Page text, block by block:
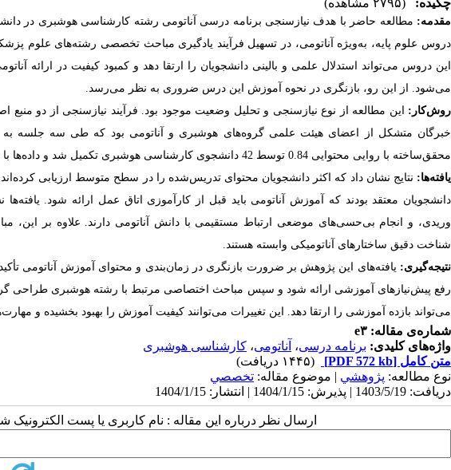
چکیده:
(۲۷۹۵ مشاهده)
مقدمه: مطالعه حاضر با هدف نیازسنجی برنامه درسی آناتومی رشته کارشناسی هوشبری در
دروس علوم پایه، به‌ویژه آناتومی، در تسهیل فرآیند یادگیری مباحث تخصصی رشته‌های علوم
این دروس می‌تواند استدلال علمی و بالینی دانشجویان را ارتقا دهد و کمبود کیفیت در ارائه
می‌شود. از این رو، بازنگری در نحوه آموزش این درس ضروری به نظر می‌رسد
روش‌کار: این مطالعه از نوع نیازسنجی و تحلیل وضعیت موجود بود. فرآیند نیازسنجی از دو
خبرگان متشکل از اعضای هیئت علمی گروه‌های هوشبری و آناتومی بود که طی سه جلسه به
محقق‌ساخته با روایی محتوایی 0.84 توسط 42 دانشجوی کارشناسی هوشبری تکمیل شد و داده‌ها با نرم‌افزار
یافته‌ها:
دانشجویان معتقد بودند که آموزش آناتومی باید قبل از کارآموزی اتاق عمل ارائه شود.
وریدی، و انجام بی‌حسی‌های موضعی ارتباط مستقیمی با دانش آناتومی دارند. علاوه بر این،
شناخت دقیق ساختارهای آناتومیکی وابسته هستند
نتیجه‌گیری: یافته‌های این پژوهش بر ضرورت بازنگری در زمان‌بندی و محتوای آموزش آناتومی
رفع پیش‌نیازهای آموزشی ارائه شود و سپس مباحث اختصاصی مرتبط با رشته هوشبری طراحی
می‌تواند بازده آموزشی را ارتقا دهد. این تغییرات می‌توانند کیفیت آموزش را بهبود بخشیده و
شماره‌ی مقاله: e۳
واژه‌های کلیدی: برنامه درسی، آناتومی، کارشناسی هوشبری
متن کامل [PDF 572 kb]
(۱۴۴۵ دریافت)
نوع مطالعه: پژوهشي | موضوع مقاله: تخصصي
دریافت: 1403/5/19 | پذیرش: 1404/1/15 | انتشار: 1404/1/15
ارسال نظر درباره این مقاله : نام کاربری یا پست الکترونیک